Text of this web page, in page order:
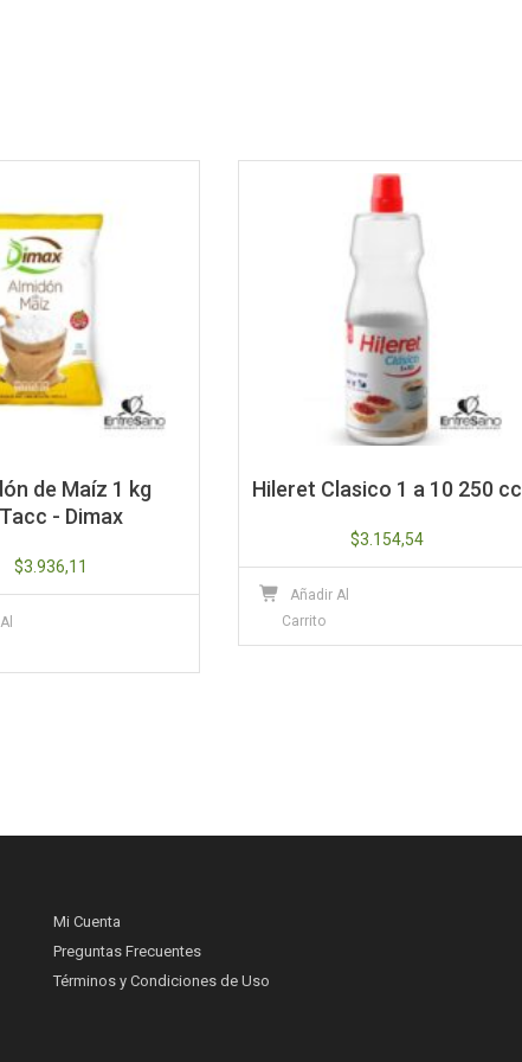
de Maíz 1 kg
- Dimax
$3.936,11
Hileret Clasico 1 a 10 250 cc
$3.154,54
Añadir Al
Carrito
Mi Cuenta
Preguntas Frecuentes
Términos y Condiciones de Uso